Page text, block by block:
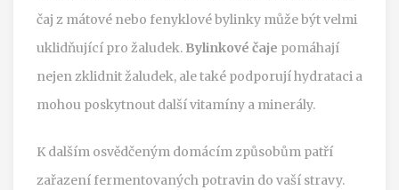
čaj z mátové nebo fenyklové bylinky může být velmi
uklidňující pro žaludek. Bylinkové čaje pomáhají
nejen zklidnit žaludek, ale také podporují hydrataci a
mohou poskytnout další vitamíny a minerály.
K dalším osvědčeným domácím způsobům patří
zařazení fermentovaných potravin do vaší stravy.